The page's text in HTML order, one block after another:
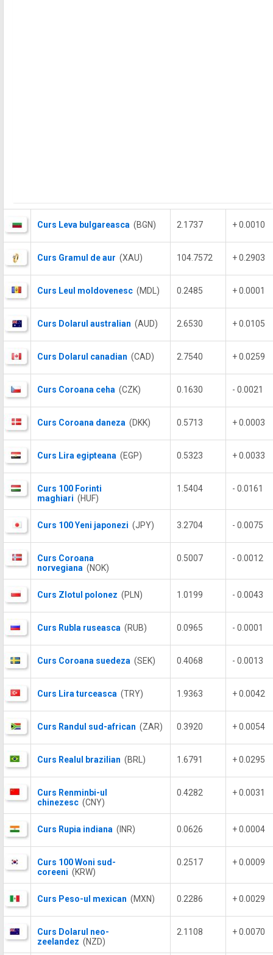
Curs Leva bulgareasca (BGN) 2.1737 + 0.0010
Curs Gramul de aur (XAU) 104.7572 + 0.2903
Curs Leul moldovenesc (MDL) 0.2485 + 0.0001
Curs Dolarul australian (AUD) 2.6530 + 0.0105
Curs Dolarul canadian (CAD) 2.7540 + 0.0259
Curs Coroana ceha (CZK) 0.1630 - 0.0021
Curs Coroana daneza (DKK) 0.5713 + 0.0003
Curs Lira egipteana (EGP) 0.5323 + 0.0033
Curs 100 Forinti
maghiari (HUF)
1.5404 - 0.0161
Curs 100 Yeni japonezi (JPY) 3.2704 - 0.0075
Curs Coroana
norvegiana (NOK)
0.5007 - 0.0012
Curs Zlotul polonez (PLN) 1.0199 - 0.0043
Curs Rubla ruseasca (RUB) 0.0965 - 0.0001
Curs Coroana suedeza (SEK) 0.4068 - 0.0013
Curs Lira turceasca (TRY) 1.9363 + 0.0042
Curs Randul sud-african (ZAR) 0.3920 + 0.0054
Curs Realul brazilian (BRL) 1.6791 + 0.0295
Curs Renminbi-ul
chinezesc (CNY)
0.4282 + 0.0031
Curs Rupia indiana (INR) 0.0626 + 0.0004
Curs 100 Woni sud-
coreeni (KRW)
0.2517 + 0.0009
Curs Peso-ul mexican (MXN) 0.2286 + 0.0029
Curs Dolarul neo-
zeelandez (NZD)
2.1108 + 0.0070